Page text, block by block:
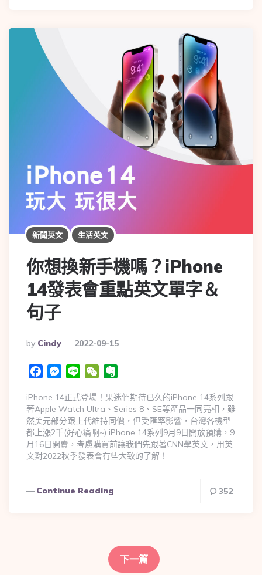
新聞英文 生活英文
你想換新手機嗎？iPhone
14發表會重點英文單字＆
句子
By Cindy 2022-09-15
FacebookMessenger
Line WeChat
iPhone 14正式登場！果迷們期待已久的iPhone 14系列跟
著Apple Watch Ultra、Series 8、SE等產品一同亮相，雖
然美元部分跟上代維持同價，但受匯率影響，台灣各機型
都上漲2千(好心痛啊~) iPhone 14系列9月9日開放預購，9
月16日開賣，考慮購買前讓我們先跟著CNN學英文，用英
文對2022秋季發表會有些大致的了解！
Continue Reading 352
下一篇